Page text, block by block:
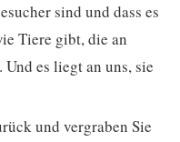
sind und dass es
Tiere gibt, die an
es liegt an uns, sie
und vergraben Sie